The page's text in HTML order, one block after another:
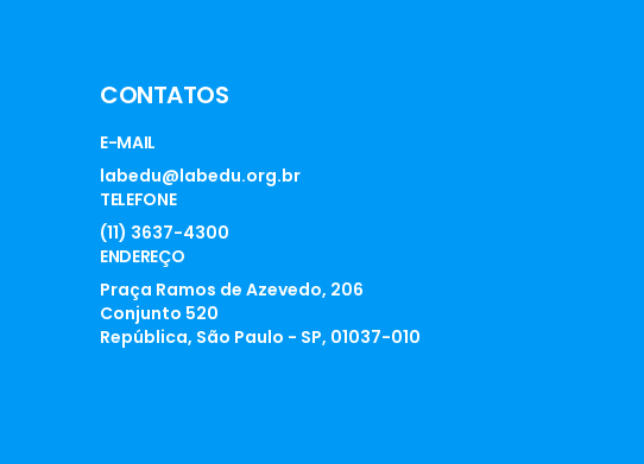
CONTATOS
E-MAIL
labedu@labedu.org.br
TELEFONE
(11) 3637-4300
ENDEREÇO
Praça Ramos de Azevedo, 206
Conjunto 520
República, São Paulo - SP, 01037-010